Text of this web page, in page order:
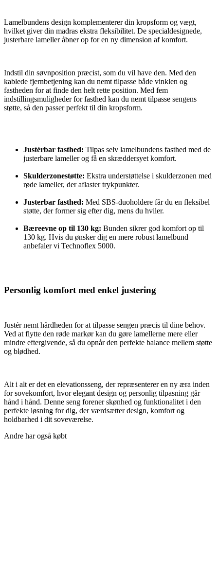
Lamelbundens design komplementerer din kropsform og vægt,
hvilket giver din madras ekstra fleksibilitet. De specialdesignede,
justerbare lameller åbner op for en ny dimension af komfort.
Indstil din søvnposition præcist, som du vil have den. Med den
kablede fjernbetjening kan du nemt tilpasse både vinklen og
fastheden for at finde den helt rette position. Med fem
indstillingsmuligheder for fasthed kan du nemt tilpasse sengens
støtte, så den passer perfekt til din kropsform.
Justérbar fasthed: Tilpas selv lamelbundens fasthed med de
justerbare lameller og få en skræddersyet komfort.
Skulderzonestøtte: Ekstra understøttelse i skulderzonen med
røde lameller, der aflaster trykpunkter.
Justerbar fasthed: Med SBS-duoholdere får du en fleksibel
støtte, der former sig efter dig, mens du hviler.
Bæreevne op til 130 kg: Bunden sikrer god komfort op til
130 kg. Hvis du ønsker dig en mere robust lamelbund
anbefaler vi Technoflex 5000.
Personlig komfort med enkel justering
Justér nemt hårdheden for at tilpasse sengen præcis til dine behov.
Ved at flytte den røde markør kan du gøre lamellerne mere eller
mindre eftergivende, så du opnår den perfekte balance mellem støtte
og blødhed.
Alt i alt er det en elevationsseng, der repræsenterer en ny æra inden
for sovekomfort, hvor elegant design og personlig tilpasning går
hånd i hånd. Denne seng forener skønhed og funktionalitet i den
perfekte løsning for dig, der værdsætter design, komfort og
holdbarhed i dit soveværelse.
Andre har også købt